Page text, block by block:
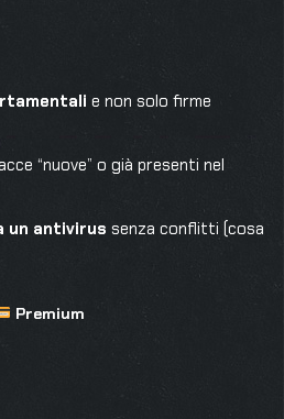
e non solo firme
“nuove” o già presenti nel
un antivirus senza conflitti (cosa
Premium